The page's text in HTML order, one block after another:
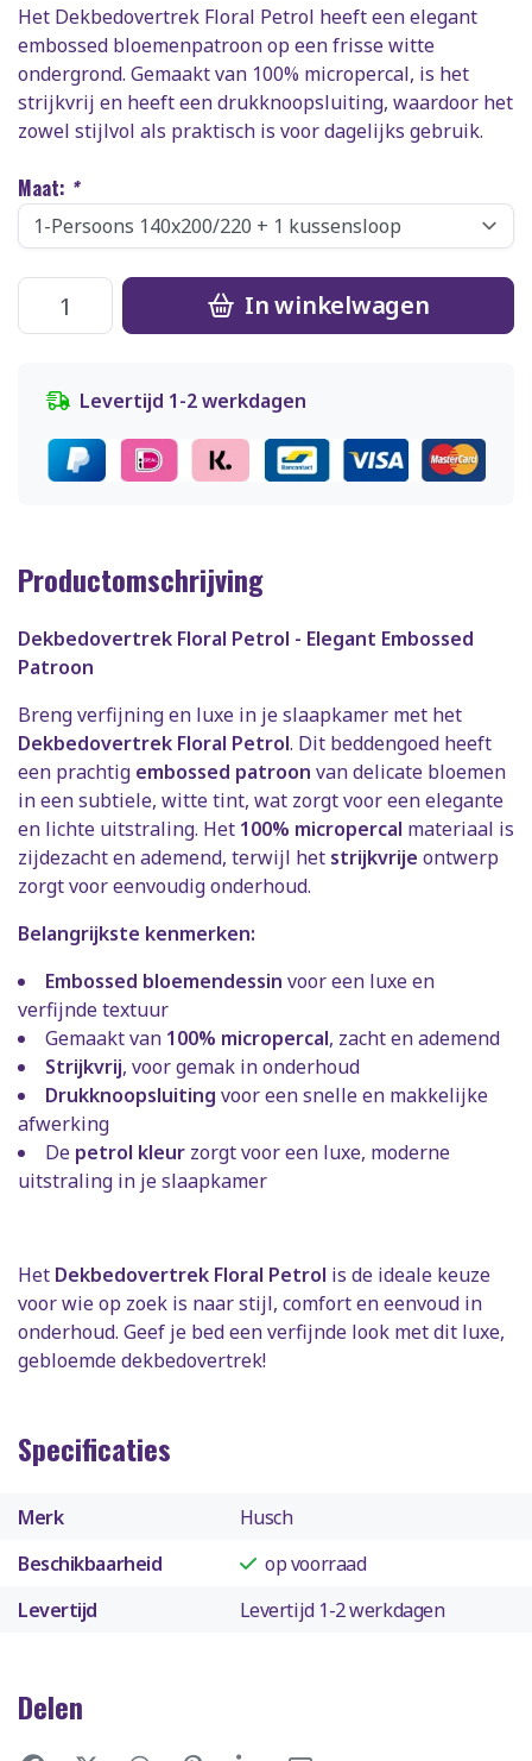
Het Dekbedovertrek Floral Petrol heeft een elegant
embossed bloemenpatroon op een frisse witte
ondergrond. Gemaakt van 100% micropercal, is het
strijkvrij en heeft een drukknoopsluiting, waardoor het
zowel stijlvol als praktisch is voor dagelijks gebruik.
Maat: *
In winkelwagen
Levertijd 1-2 werkdagen
Productomschrijving
Dekbedovertrek Floral Petrol - Elegant Embossed
Patroon
Breng verfijning en luxe in je slaapkamer met het
Dekbedovertrek Floral Petrol. Dit beddengoed heeft
een prachtig embossed patroon van delicate bloemen
in een subtiele, witte tint, wat zorgt voor een elegante
en lichte uitstraling. Het 100% micropercal materiaal is
zijdezacht en ademend, terwijl het strijkvrije ontwerp
zorgt voor eenvoudig onderhoud.
Belangrijkste kenmerken:
Embossed bloemendessin voor een luxe en
verfijnde textuur
Gemaakt van 100% micropercal, zacht en ademend
Strijkvrij, voor gemak in onderhoud
Drukknoopsluiting voor een snelle en makkelijke
afwerking
De petrol kleur zorgt voor een luxe, moderne
uitstraling in je slaapkamer
Het Dekbedovertrek Floral Petrol is de ideale keuze
voor wie op zoek is naar stijl, comfort en eenvoud in
onderhoud. Geef je bed een verfijnde look met dit luxe,
gebloemde dekbedovertrek!
Specificaties
Merk
Husch
Beschikbaarheid
op voorraad
Levertijd
Levertijd 1-2 werkdagen
Delen